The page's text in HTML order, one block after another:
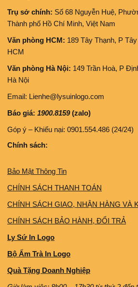
Trụ sở chính: Số 68 Nguyễn Huệ,
Thành phố Hồ Chí Minh, Việt Nam
Văn phòng HCM: 189 Tây Thạnh, P
HCM
Văn phòng Hà Nội: 149 Trần Hoà, P
Hà Nội
Email: Lienhe@lysuinlogo.com
Báo giá: 1900.8159(zalo)
Góp ý – Khiếu nại: 0901.554.486 (24/24)
Chính sách:
Bảo Mật Thông Tin
CHÍNH SÁCH THANH TOÁN
CHÍNH SÁCH GIAO, NHẬN HÀNG VÀ
CHÍNH SÁCH BẢO HÀNH, ĐỔI TRẢ
Ly Sứ In Logo
Bộ Ấm Trà In Logo
Quà Tặng Doanh Nghiệp